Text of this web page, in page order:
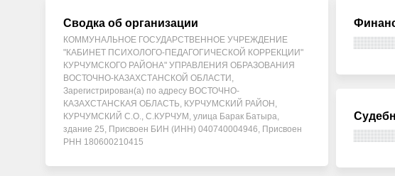
Сводка об организации
КОММУНАЛЬНОЕ ГОСУДАРСТВЕННОЕ УЧРЕЖДЕНИЕ
"КАБИНЕТ ПСИХОЛОГО-ПЕДАГОГИЧЕСКОЙ КОРРЕКЦИИ"
КУРЧУМСКОГО РАЙОНА" УПРАВЛЕНИЯ ОБРАЗОВАНИЯ
ВОСТОЧНО-КАЗАХСТАНСКОЙ ОБЛАСТИ,
Зарегистрирован(а) по адресу ВОСТОЧНО-
КАЗАХСТАНСКАЯ ОБЛАСТЬ, КУРЧУМСКИЙ РАЙОН,
КУРЧУМСКИЙ С.О., С.КУРЧУМ, улица Барак Батыра,
здание 25, Присвоен БИН (ИНН) 040740004946, Присвоен
РНН 180600210415